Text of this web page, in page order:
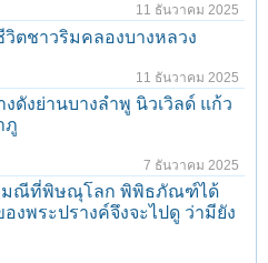
11 ธันวาคม 2025
ตชาวริมคลองบางหลวง
11 ธันวาคม 2025
ดังย่านบางลำพู นิวเวิลด์ แก้ว
ภู
7 ธันวาคม 2025
มณีที่พิษณุโลก พิพิธภัณฑ์ได้
งพระปรางค์จึงจะไปดู ว่ามียัง